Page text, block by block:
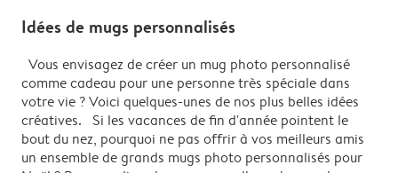
Idées de mugs personnalisés
Vous envisagez de créer un mug photo personnalisé
comme cadeau pour une personne très spéciale dans
votre vie ? Voici quelques-unes de nos plus belles idées
créatives. Si les vacances de fin d'année pointent le
bout du nez, pourquoi ne pas offrir à vos meilleurs amis
un ensemble de grands mugs photo personnalisés pour